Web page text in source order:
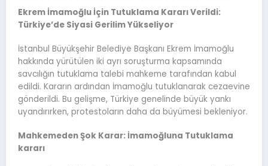
Ekrem İmamoğlu İçin Tutuklama Kararı Verildi:
Türkiye’de Siyasi Gerilim Yükseliyor
İstanbul Büyükşehir Belediye Başkanı Ekrem İmamoğlu
hakkında yürütülen iki ayrı soruşturma kapsamında
savcılığın tutuklama talebi mahkeme tarafından kabul
edildi. Kararın ardından İmamoğlu tutuklanarak cezaevine
gönderildi. Bu gelişme, Türkiye genelinde büyük yankı
uyandırırken, protestoların daha da büyümesi bekleniyor.
Mahkemeden Şok Karar: İmamoğluna Tutuklama
kararı